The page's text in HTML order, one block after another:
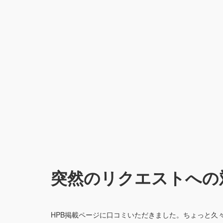
突然のリクエストへ
HPB掲載ページに口コミいただきました。ちょっと久